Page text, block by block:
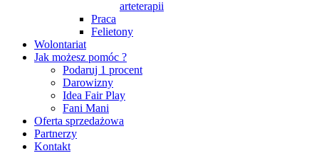
arteterapii
Praca
Felietony
Wolontariat
Jak możesz pomóc ?
Podaruj 1 procent
Darowizny
Idea Fair Play
Fani Mani
Oferta sprzedażowa
Partnerzy
Kontakt